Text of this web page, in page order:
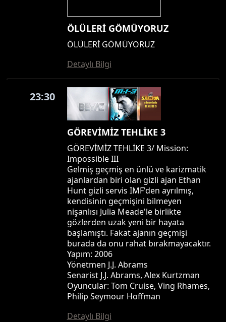
ÖLÜLERİ GÖMÜYORUZ
ÖLÜLERİ GÖMÜYORUZ
Detaylı Bilgi
23:30
GÖREVİMİZ TEHLİKE 3
GÖREVİMİZ TEHLİKE 3/ Mission:
Impossible III
Gelmiş geçmiş en ünlü ve karizmatik
ajanlardan biri olan gizli ajan Ethan
Hunt gizli servis IMF'den ayrılmış,
kendisinin geçmişini bilmeyen
nişanlısı Julia Meade'le birlikte
gözlerden uzak yeni bir hayata
başlamıştı. Fakat ajanın geçmişi
burada da onu rahat bırakmayacaktır.
Yapım: 2006
Yönetmen J.J. Abrams
Senarist J.J. Abrams, Alex Kurtzman
Oyuncular: Tom Cruise, Ving Rhames,
Philip Seymour Hoffman
Detaylı Bilgi